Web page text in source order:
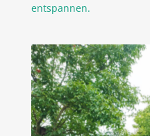
entspannen.